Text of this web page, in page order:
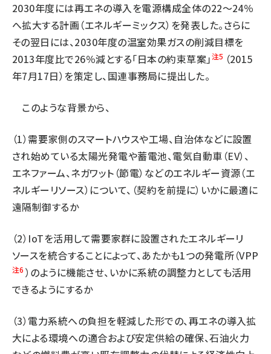
2030年度には再エネの導入を電源構成全体の22〜24％
へ拡大する計画（エネルギーミックス）を発表した。さらに
その翌日には、2030年度の温室効果ガスの削減目標を
2013年度比で26％減とする「日本の約束草案」注5 （2015
年7月17日）を策定し、国連事務局に提出した。
このような背景から、
（1）需要家側のスマートハウスや工場、自治体などに設置
され始めている太陽光発電や蓄電池、電気自動車（EV）、
エネファーム、ネガワット（節電）などのエネルギー資源（エ
ネルギーリソース）について、（契約を前提に）いかに最適に
遠隔制御するか
（2）IoTを活用して需要家群に設置されたエネルギーリ
ソースを統合することによって、あたかも1つの発電所（VPP
注6 ）のように機能させ、いかに系統の調整力としても活用
できるようにするか
（3）電力系統への負担を軽減した形での、再エネの導入拡
大による環境への適合および安定供給の確保、石油火力